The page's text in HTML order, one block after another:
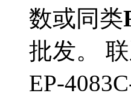
数或同类
批发。
EP-